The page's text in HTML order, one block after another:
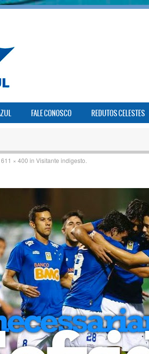
FALE CONOSCO REDUTOS CELESTES
611 × 400 in Visitante indigesto.